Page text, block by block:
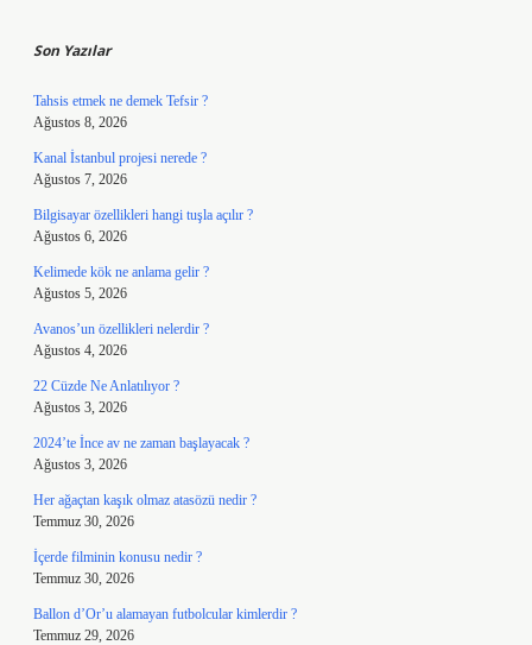
Son Yazılar
Tahsis etmek ne demek Tefsir ?
Ağustos 8, 2026
Kanal İstanbul projesi nerede ?
Ağustos 7, 2026
Bilgisayar özellikleri hangi tuşla açılır ?
Ağustos 6, 2026
Kelimede kök ne anlama gelir ?
Ağustos 5, 2026
Avanos’un özellikleri nelerdir ?
Ağustos 4, 2026
22 Cüzde Ne Anlatılıyor ?
Ağustos 3, 2026
2024’te İnce av ne zaman başlayacak ?
Ağustos 3, 2026
Her ağaçtan kaşık olmaz atasözü nedir ?
Temmuz 30, 2026
İçerde filminin konusu nedir ?
Temmuz 30, 2026
Ballon d’Or’u alamayan futbolcular kimlerdir ?
Temmuz 29, 2026